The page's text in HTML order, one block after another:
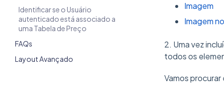
Identificar se o Usuário
autenticado está associado a
uma Tabela de Preço
FAQs
Layout Avançado
Imagem
Imagem
2. Uma vez
todos os
Vamos